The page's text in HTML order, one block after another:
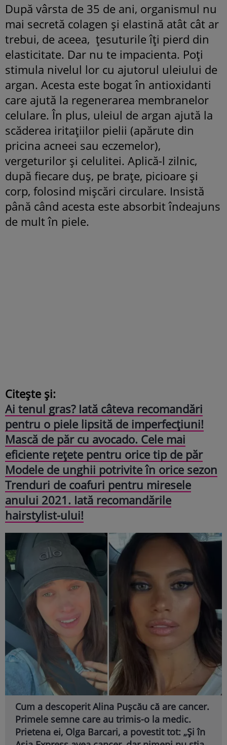
După vârsta de 35 de ani, organismul nu
mai secretă colagen și elastină atât cât ar
trebui, de aceea, țesuturile îți pierd din
elasticitate. Dar nu te impacienta. Poți
stimula nivelul lor cu ajutorul uleiului de
argan. Acesta este bogat în antioxidanti
care ajută la regenerarea membranelor
celulare. În plus, uleiul de argan ajută la
scăderea iritațiilor pielii (apărute din
pricina acneei sau eczemelor),
vergeturilor și celulitei. Aplică-l zilnic,
după fiecare duș, pe brațe, picioare și
corp, folosind mișcări circulare. Insistă
până când acesta este absorbit îndeajuns
de mult în piele.
Citește și:
Ai tenul gras? Iată câteva recomandări
pentru o piele lipsită de imperfecțiuni!
Mască de păr cu avocado. Cele mai
eficiente rețete pentru orice tip de păr
Modele de unghii potrivite în orice sezon
Trenduri de coafuri pentru miresele
anului 2021. Iată recomandările
hairstylist-ului!
Cum a descoperit Alina Pușcău că are cancer.
Primele semne care au trimis-o la medic.
Prietena ei, Olga Barcari, a povestit tot: „Și în